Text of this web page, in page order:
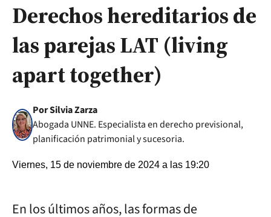
Derechos hereditarios de
las parejas LAT (living
apart together)
Por Silvia Zarza
Abogada UNNE. Especialista en derecho previsional,
planificación patrimonial y sucesoria.
Viernes, 15 de noviembre de 2024 a las 19:20
En los últimos años, las formas de